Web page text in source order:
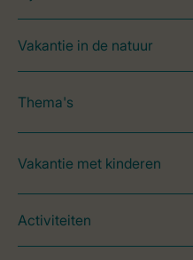
Vakantie in de natuur
Thema's
Vakantie met kinderen
Activiteiten